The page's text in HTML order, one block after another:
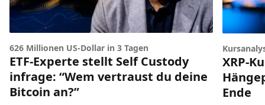
626 Millionen US-Dollar in 3 Tagen
ETF-Experte stellt Self Custody
infrage: “Wem vertraust du deine
Bitcoin an?”
XRP-
Ende